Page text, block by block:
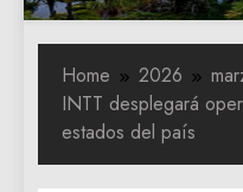
Home 2026
INTT desplegará
estados del país